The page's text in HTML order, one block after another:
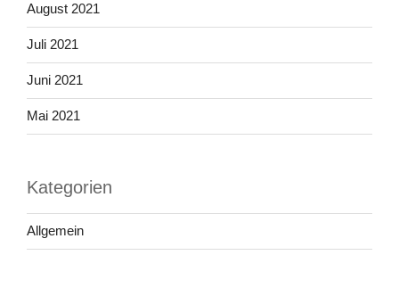
August 2021
Juli 2021
Juni 2021
Mai 2021
Kategorien
Allgemein